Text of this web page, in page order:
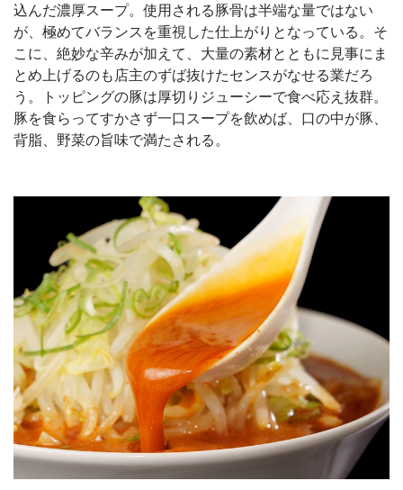
込んだ濃厚スープ。使用される豚骨は半端な量ではない
が、極めてバランスを重視した仕上がりとなっている。そ
こに、絶妙な辛みが加えて、大量の素材とともに見事にま
とめ上げるのも店主のずば抜けたセンスがなせる業だろ
う。トッピングの豚は厚切りジューシーで食べ応え抜群。
豚を食らってすかさず一口スープを飲めば、口の中が豚、
背脂、野菜の旨味で満たされる。